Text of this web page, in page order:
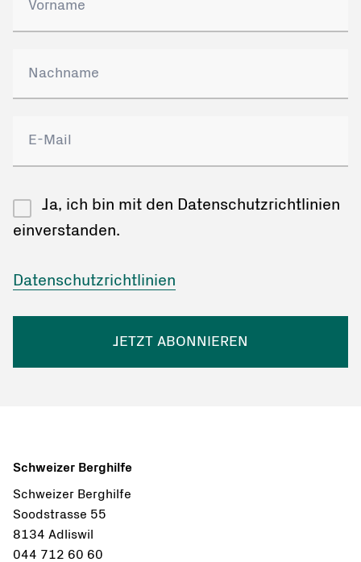
Ja, ich bin mit den Datenschutzrichtlinien
einverstanden.
Datenschutzrichtlinien
JETZT ABONNIEREN
Schweizer Berghilfe
Schweizer Berghilfe
Soodstrasse 55
8134 Adliswil
044 712 60 60